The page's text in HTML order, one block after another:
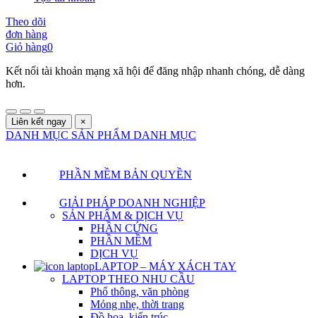
Theo dõi
đơn hàng
Giỏ hàng0
Kết nối tài khoản mạng xã hội để đăng nhập nhanh chóng, dễ dàng
hơn.
Liên kết ngay ×
DANH MỤC SẢN PHẨM DANH MỤC
PHẦN MỀM BẢN QUYỀN
GIẢI PHÁP DOANH NGHIỆP
SẢN PHẨM & DỊCH VỤ
PHẦN CỨNG
PHẦN MỀM
DỊCH VỤ
LAPTOP – MÁY XÁCH TAY
LAPTOP THEO NHU CẦU
Phổ thông, văn phòng
Mỏng nhẹ, thời trang